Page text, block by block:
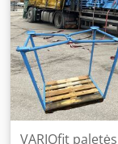
VARIOfit